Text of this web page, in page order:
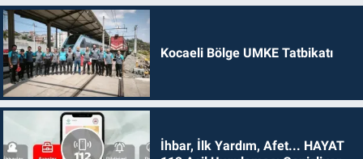
Kocaeli Bölge UMKE Tatbikatı
İhbar, İlk Yardım, Afet... HAYAT